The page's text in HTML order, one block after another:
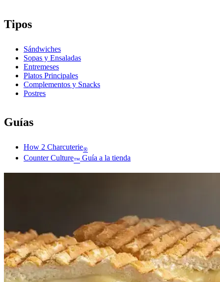
Tipos
Sándwiches
Sopas y Ensaladas
Entremeses
Platos Principales
Complementos y Snacks
Postres
Guías
How 2 Charcuterie®
Counter Culture™ Guía a la tienda